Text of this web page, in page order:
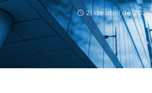
21 de abril de 2024